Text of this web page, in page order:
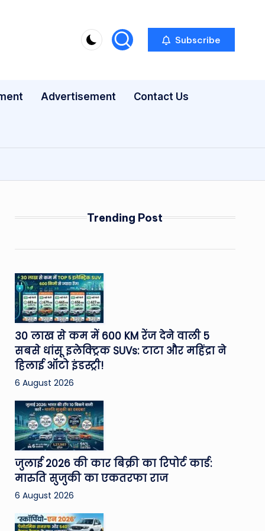
Subscribe
Advertisement Contact Us
Trending Post
30 लाख से कम में 600 KM रेंज देने वाली 5
सबसे धांसू इलेक्ट्रिक SUVs: टाटा और महिंद्रा ने
हिलाई ऑटो इंडस्ट्री!
6 August 2026
जुलाई 2026 की कार बिक्री का रिपोर्ट कार्ड:
मारुति सुजुकी का एकतरफा राज
6 August 2026